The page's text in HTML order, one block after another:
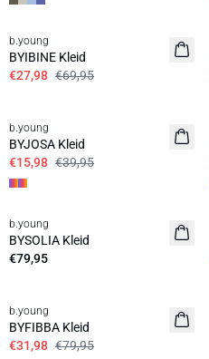
60%
b.young
BYIBINE Kleid
€27,98 €69,95
b.young
BYJOSA Kleid
€15,98 €39,95
b.young
BYSOLIA Kleid
€79,95
b.young
BYFIBBA Kleid
€31,98 €79,95